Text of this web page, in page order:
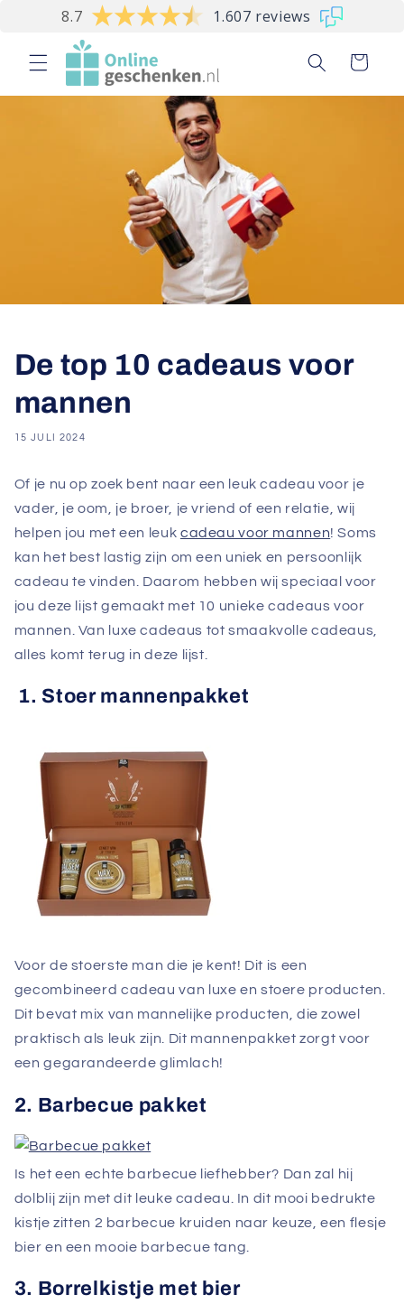
naar de
content
8.7 1.607 reviews
Winkelwagen
De top 10 cadeaus voor
mannen
15 JULI 2024
Of je nu op zoek bent naar een leuk cadeau voor je
vader, je oom, je broer, je vriend of een relatie, wij
helpen jou met een leuk cadeau voor mannen! Soms
kan het best lastig zijn om een uniek en persoonlijk
cadeau te vinden. Daarom hebben wij speciaal voor
jou deze lijst gemaakt met 10 unieke cadeaus voor
mannen. Van luxe cadeaus tot smaakvolle cadeaus,
alles komt terug in deze lijst.
1. Stoer mannenpakket
Voor de stoerste man die je kent! Dit is een
gecombineerd cadeau van luxe en stoere producten.
Dit bevat mix van mannelijke producten, die zowel
praktisch als leuk zijn. Dit mannenpakket zorgt voor
een gegarandeerde glimlach!
2. Barbecue pakket
Is het een echte barbecue liefhebber? Dan zal hij
dolblij zijn met dit leuke cadeau. In dit mooi bedrukte
kistje zitten 2 barbecue kruiden naar keuze, een flesje
bier en een mooie barbecue tang.
3. Borrelkistje met bier